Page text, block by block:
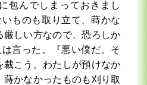
包んでしまっておきまし
ものも取り立て、蒔かな
厳しい方なので、恐ろしか
は言った。『悪い僕だ。そ
裁こう。わたしが預けなか
蒔かなかったものも刈り取